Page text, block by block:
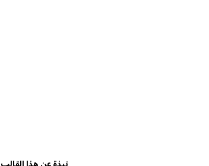
نبذة عن هذا القالب